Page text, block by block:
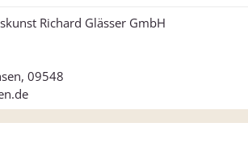
Richard Glässer GmbH
09548